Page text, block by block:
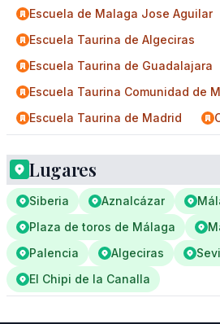
Escuela de Malaga Jose Aguilar
Escuela Taurina de Algeciras
Escuela Taurina de Guadalajara
Escuela Taurina Comunidad de
Escuela Taurina de Madrid
Lugares
Siberia Aznalcázar
Plaza de toros de Málaga
Palencia
Algeciras
El Chipi de la Canalla